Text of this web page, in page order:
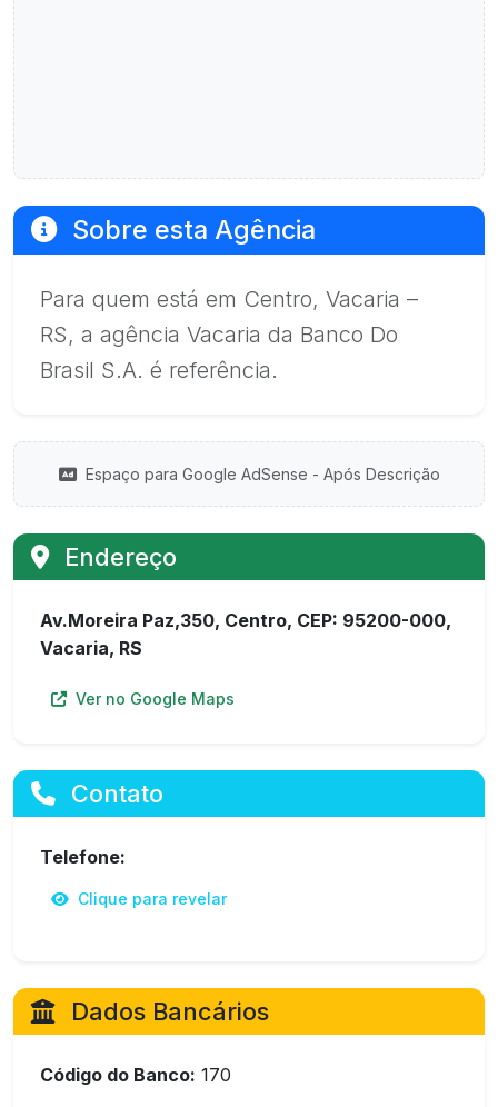
Sobre esta Agência
Para quem está em Centro, Vacaria –
RS, a agência Vacaria da Banco Do
Brasil S.A. é referência.
Espaço para Google AdSense - Após Descrição
Endereço
Av.Moreira Paz,350, Centro, CEP: 95200-000,
Vacaria, RS
Ver no Google Maps
Contato
Telefone:
Clique para revelar
Dados Bancários
Código do Banco: 170